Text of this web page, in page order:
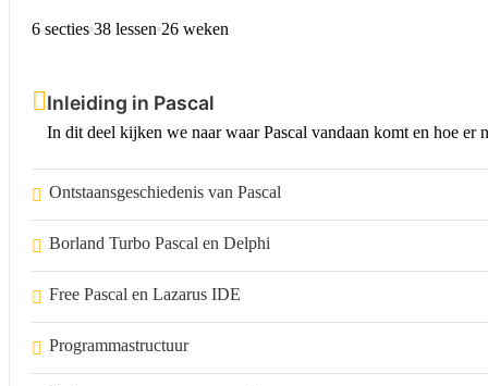
6 secties 38 lessen 26 weken
Inleiding in Pascal
In dit deel kijken we naar waar Pascal vandaan komt en hoe er
Ontstaansgeschiedenis van Pascal
Borland Turbo Pascal en Delphi
Free Pascal en Lazarus IDE
Programmastructuur